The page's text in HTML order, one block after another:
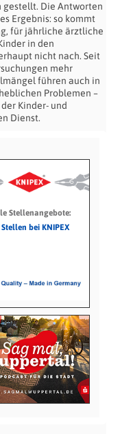
gestellt. Die Antworten
Ergebnis: so kommt
für jährliche ärztliche
in den
nicht nach. Seit
mehr
führen auch in
Problemen –
Kinder- und
Dienst.
Stellenangebote:
bei KNIPEX